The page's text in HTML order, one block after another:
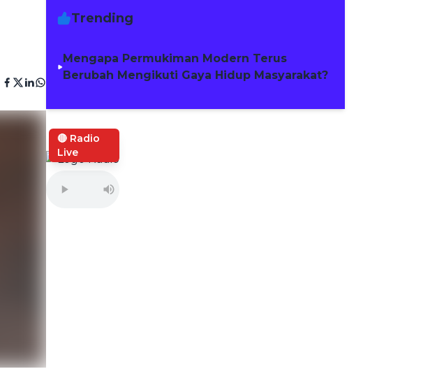
Trending
Mengapa Permukiman Modern Terus
Berubah Mengikuti Gaya Hidup Masyarakat?
🔴 Radio
Live